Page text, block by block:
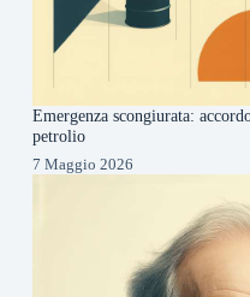
Emergenza scongiurata:
petrolio
7 Maggio 2026